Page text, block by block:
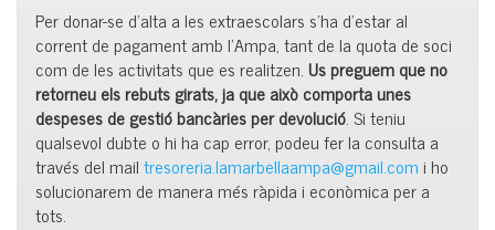
Per donar-se d’alta a les extraescolars s’ha d’estar al
corrent de pagament amb l’Ampa, tant de la quota de soci
com de les activitats que es realitzen. Us preguem que no
retorneu els rebuts girats, ja que això comporta unes
despeses de gestió bancàries per devolució. Si teniu
qualsevol dubte o hi ha cap error, podeu fer la consulta a
través del mailtresoreria.lamarbellaampa@gmail.com i ho
solucionarem de manera més ràpida i econòmica per a
tots.